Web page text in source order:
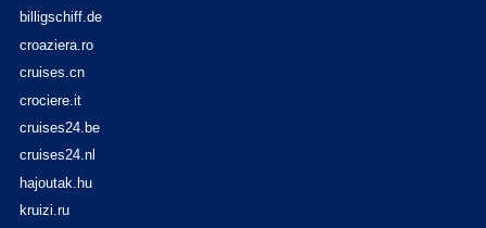
billigschiff.de
croaziera.ro
cruises.cn
crociere.it
cruises24.be
cruises24.nl
hajoutak.hu
kruizi.ru